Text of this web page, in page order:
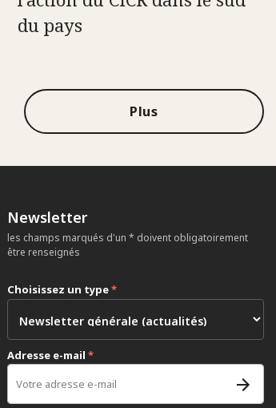
du pays
Plus
Newsletter
les champs marqués d'un * doivent obligatoirement
être renseignés
Choisissez un type*
Adresse e-mail *